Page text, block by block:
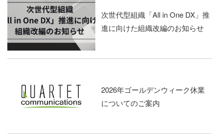
次世代型組織「All in One DX」推
進に向けた組織改編のお知らせ
2026年ゴールデンウィーク休業
についてのご案内